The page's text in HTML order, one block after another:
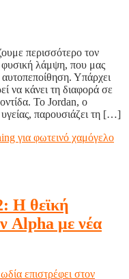
περισσότερο τον
φυσική λάμψη, που μας
Υπάρχει
να κάνει τη διαφορά σε
Το Jordan, ο
παρουσιάζει τη […]
για φωτεινό χαμόγελο
Η θεϊκή
Alpha με νέα
επιστρέφει στον